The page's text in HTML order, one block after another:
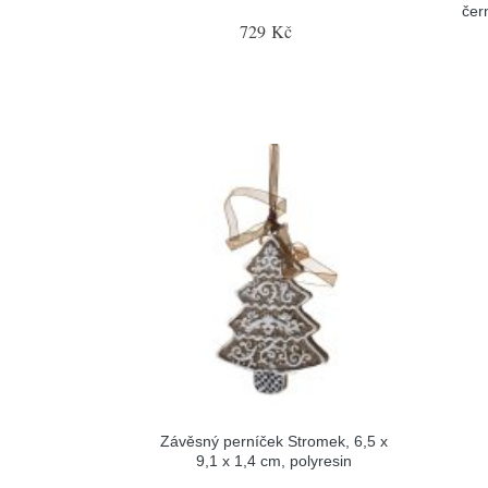
729 Kč
Závěsný perníček Stromek, 6,5 x
9,1 x 1,4 cm, polyresin